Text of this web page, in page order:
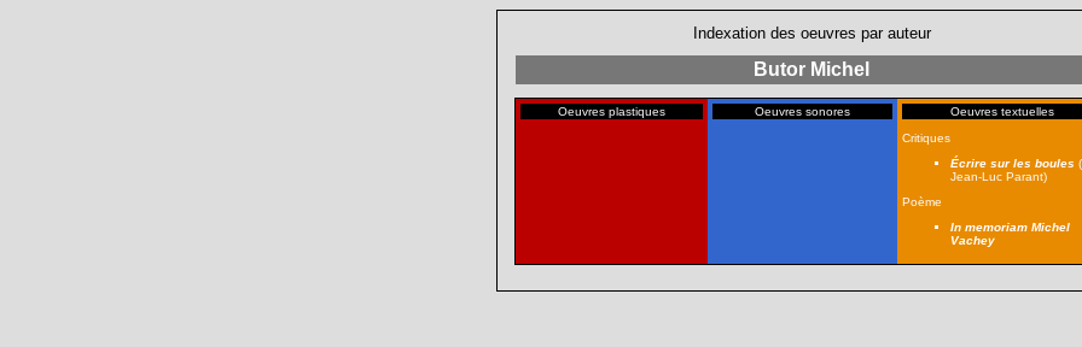
Indexation des oeuvres par auteur
Butor Michel
Oeuvres plastiques Oeuvres sonores
Oeuvres textuelles
Critiques
Écrire sur les boules
Jean-Luc Parant)
Poème
In memoriam Michel
Vachey